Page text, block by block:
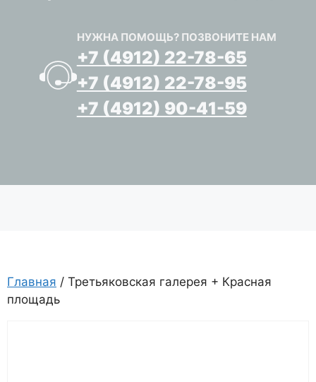
НУЖНА ПОМОЩЬ? ПОЗВОНИТЕ НАМ
+7 (4912) 22-78-65
+7 (4912) 22-78-95
+7 (4912) 90-41-59
Главная / Третьяковская галерея + Красная
площадь